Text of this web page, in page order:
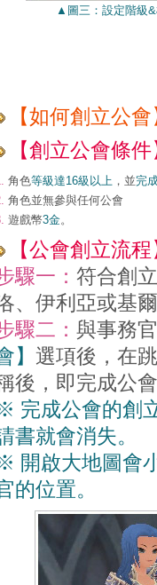
▲圖三：設定階級
【如何創立公
【創立公會條
角色等級達16級以上 ，並完
角色並無參與任何公會
遊戲幣3金。
【公會創立流
驟一： 符合創
、伊利亞或基
驟二： 與事務
】 選項後，在
後，即完成公
完成公會的創
書就會消失。
開啟大地圖會
的位置。